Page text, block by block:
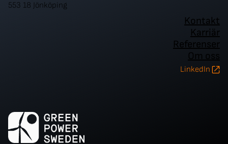
553 18 Jönköping
Kontakt
Karriär
Referenser
Om oss
LinkedIn